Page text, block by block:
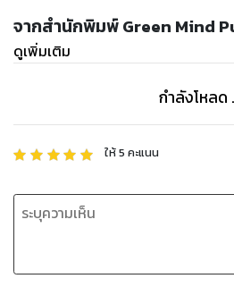
“เฮ้...นี่คุณจะบ้าไปกันใหญ่แล้วนะ ผมไ
หน่อย” อัลแบร์โต้พูดแล้วเดินเข้าหาแ
“นี่คุณบ้าไปแล้วหรือไงฮะ ฟังผมอธิบา
“ไม่ฟัง ถ้าคุณเข้ามาอีกฉันจะ...ฉันจะ
ขวาหาตัวช่วย พอเห็นโทรศัพท์ปุ๊บเธ
คุณให้หัวแบะเลยคอยดูสิ”
จากสำนักพิมพ์ Green Mind
ดูเพิ่มเติม
กำลังโหลด
ให้5 คะแนน